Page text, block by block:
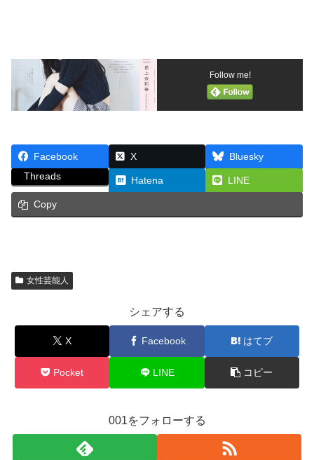
Follow me!
Facebook X
Bluesky
Threads
Hatena LINE
Copy
女性芸能人
シェアする
X Facebook はてブ
Pocket LINE コピー
001をフォローする